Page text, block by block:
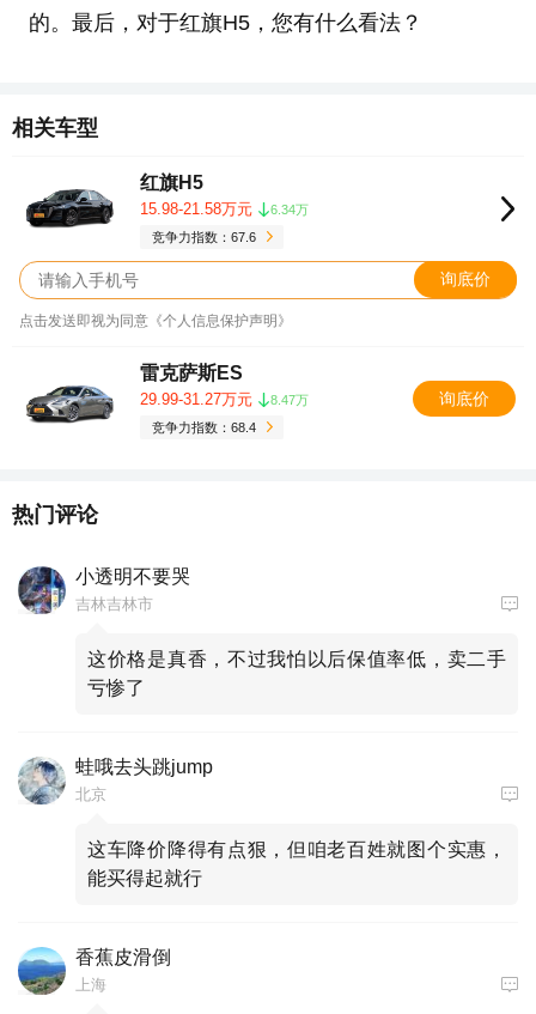
的。最后，对于红旗H5，您有什么看法？
相关车型
红旗H5
15.98-21.58万元
6.34万
竞争力指数：67.6
询底价
点击发送即视为同意《个人信息保护声明》
雷克萨斯ES
29.99-31.27万元
8.47万
竞争力指数：68.4
询底价
热门评论
小透明不要哭
吉林吉林市
这价格是真香，不过我怕以后保值率低，卖二手
亏惨了
蛙哦去头跳jump
北京
这车降价降得有点狠，但咱老百姓就图个实惠，
能买得起就行
香蕉皮滑倒
上海